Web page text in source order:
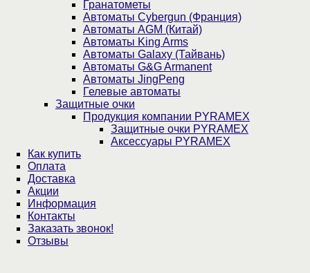
Гранатометы
Автоматы Cybergun (Франция)
Автоматы AGM (Китай)
Автоматы King Arms
Автоматы Galaxy (Тайвань)
Автоматы G&G Armanent
Автоматы JingPeng
Гелевые автоматы
Защитные очки
Продукция компании PYRAMEX
Защитные очки PYRAMEX
Аксессуары PYRAMEX
Как купить
Оплата
Доставка
Акции
Информация
Контакты
Заказать звонок!
Отзывы